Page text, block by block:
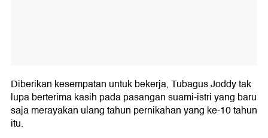
Diberikan kesempatan untuk bekerja, Tubagus Joddy tak
lupa berterima kasih pada pasangan suami-istri yang baru
saja merayakan ulang tahun pernikahan yang ke-10 tahun
itu.